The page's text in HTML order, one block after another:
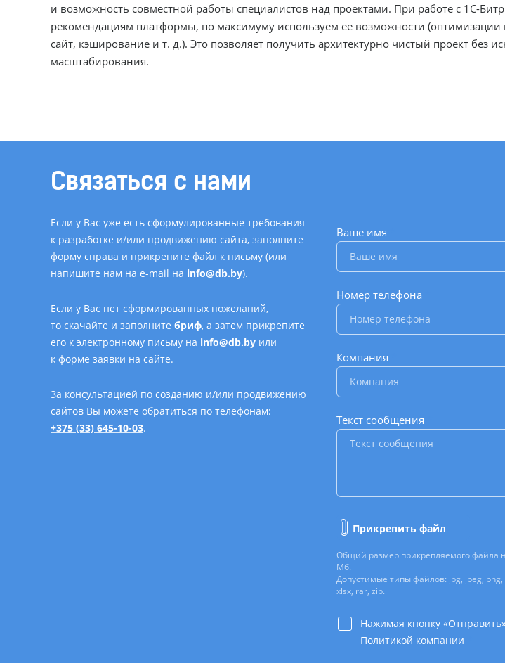
и возможность совместной работы специалистов над проектами. При работе с 1С-
рекомендациям платформы, по максимуму используем ее возможности
сайт, кэширование и т. д.). Это позволяет получить архитектурно чистый проект без
масштабирования.
Связаться с нами
Если у Вас уже есть сформулированные требования
к разработке и/или продвижению сайта, заполните
форму справа и прикрепите файл к письму (или
напишите нам на e-mail на info@db.by).
Если у Вас нет сформированных пожеланий,
то скачайте и заполните бриф, а затем прикрепите
его к электронному письму на info@db.by или
к форме заявки на сайте.
За консультацией по созданию и/или продвижению
сайтов Вы можете обратиться по телефонам:
+375 (33) 645-10-03.
Ваше имя
Номер телефона
Компания
Текст сообщения
Прикрепить файл
Общий размер прикрепляемого файла
Мб.
Допустимые типы файлов: jpg, jpeg, png,
xlsx, rar, zip.
Нажимая кнопку
Политикой компании